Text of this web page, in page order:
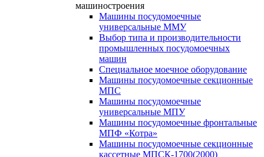
машиностроения
Машины посудомоечные
универсальные ММУ
Выбор типа и производительности
промышленных посудомоечных
машин
Специальное моечное оборудование
Машины посудомоечные секционные
МПС
Машины посудомоечные
универсальные МПУ
Машины посудомоечные фронтальные
МПФ «Котра»
Машины посудомоечные секционные
кассетные МПСК-1700(2000)